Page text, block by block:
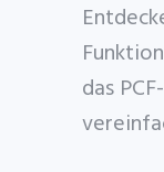
das